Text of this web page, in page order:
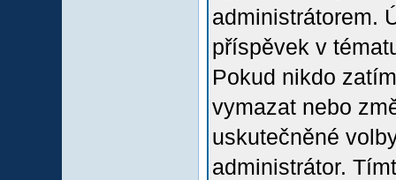
administrátorem.
příspěvek v
Pokud nikdo
vymazat nebo
uskutečněné
administrátor.